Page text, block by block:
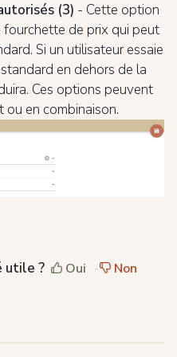
(3) - Cette option
de prix qui peut
Si un utilisateur essaie
en dehors de la
Ces options peuvent
ou en combinaison.
utile ? Oui Non